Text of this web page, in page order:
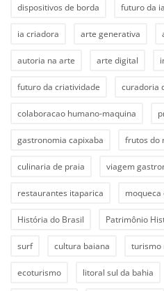
dispositivos de borda futuro da ia
ia criadora arte generativa
autoria na arte arte digital
futuro da criatividade curadoria
colaboracao humano-maquina
gastronomia capixaba frutos do
culinaria de praia viagem
restaurantes itaparica moqueca
História do Brasil Patrimônio
surf cultura baiana turismo
ecoturismo litoral sul da bahia